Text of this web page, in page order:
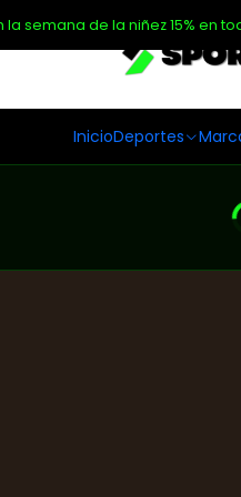
InicioDeportes
la semana de la niñez 15% en